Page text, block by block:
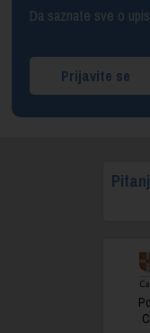
Da saznate sve o
Prijavite se